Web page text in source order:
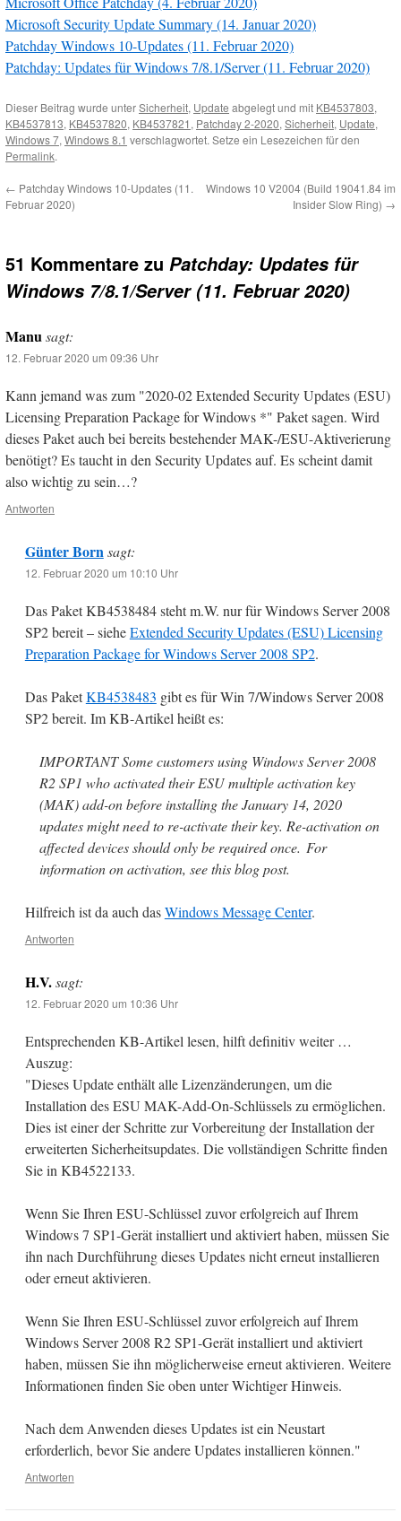
Microsoft Security Update Summary (14. Januar 2020)
Patchday Windows 10-Updates (11. Februar 2020)
Patchday: Updates für Windows 7/8.1/Server (11. Februar 2020)
Dieser Beitrag wurde unterSicherheit, Update abgelegt und mit KB4537803,
KB4537813, KB4537820, KB4537821 , Patchday 2-2020, Sicherheit, Update,
Windows 7, Windows 8.1 verschlagwortet. Setze ein Lesezeichen für den
Permalink.
← Patchday Windows 10-Updates (11.
Februar 2020)
Windows 10 V2004 (Build 19041.84 im
Insider Slow Ring) →
51 Kommentare zu Patchday: Updates für
Windows 7/8.1/Server (11. Februar 2020)
Manusagt:
12. Februar 2020 um 09:36 Uhr
Kann jemand was zum "2020-02 Extended Security Updates (ESU)
Licensing Preparation Package for Windows *" Paket sagen. Wird
dieses Paket auch bei bereits bestehender MAK-/ESU-Aktiverierung
benötigt? Es taucht in den Security Updates auf. Es scheint damit
also wichtig zu sein…?
Antworten
Günter Born sagt:
12. Februar 2020 um 10:10 Uhr
Das Paket KB4538484 steht m.W. nur für Windows Server 2008
SP2 bereit – sieheExtended Security Updates (ESU) Licensing
Preparation Package for Windows Server 2008 SP2.
Das PaketKB4538483 gibt es für Win 7/Windows Server 2008
SP2 bereit. Im KB-Artikel heißt es:
IMPORTANT Some customers using Windows Server 2008
R2 SP1 who activated their ESU multiple activation key
(MAK) add-on before installing the January 14, 2020
updates might need to re-activate their key. Re-activation on
affected devices should only be required once. For
information on activation, see this blog post.
Hilfreich ist da auch dasWindows Message Center.
Antworten
H.V. sagt:
12. Februar 2020 um 10:36 Uhr
Entsprechenden KB-Artikel lesen, hilft definitiv weiter …
Auszug:
"Dieses Update enthält alle Lizenzänderungen, um die
Installation des ESU MAK-Add-On-Schlüssels zu ermöglichen.
Dies ist einer der Schritte zur Vorbereitung der Installation der
erweiterten Sicherheitsupdates. Die vollständigen Schritte finden
Sie in KB4522133.
Wenn Sie Ihren ESU-Schlüssel zuvor erfolgreich auf Ihrem
Windows 7 SP1-Gerät installiert und aktiviert haben, müssen Sie
ihn nach Durchführung dieses Updates nicht erneut installieren
oder erneut aktivieren.
Wenn Sie Ihren ESU-Schlüssel zuvor erfolgreich auf Ihrem
Windows Server 2008 R2 SP1-Gerät installiert und aktiviert
haben, müssen Sie ihn möglicherweise erneut aktivieren. Weitere
Informationen finden Sie oben unter Wichtiger Hinweis.
Nach dem Anwenden dieses Updates ist ein Neustart
erforderlich, bevor Sie andere Updates installieren können."
Antworten